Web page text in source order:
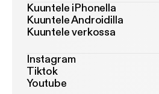
Kuuntele iPhonella
Kuuntele Androidilla
Kuuntele verkossa
Instagram
Tiktok
Youtube